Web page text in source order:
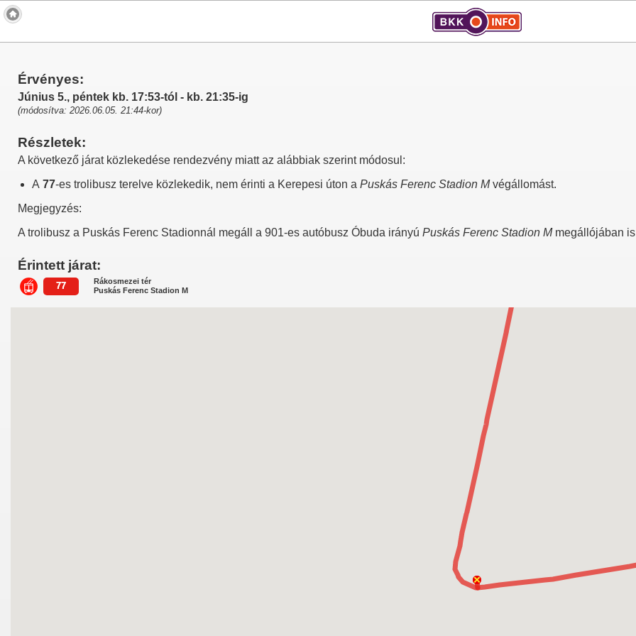
Érvényes:
Június 5., péntek kb. 17:53-tól - kb. 21:35-ig
(módosítva: 2026.06.05. 21:44-kor)
Részletek:
A következő járat közlekedése rendezvény miatt az alábbiak szerint módosul:
A 77-es trolibusz terelve közlekedik, nem érinti a Kerepesi úton a Puskás Ferenc Stadion Mvégállomást.
Megjegyzés:
A trolibusz a Puskás Ferenc Stadionnál megáll a 901-es autóbusz Óbuda irányú Puskás Ferenc Stadion M megállójában
Érintett járat:
77
Rákosmezei tér
Puskás Ferenc Stadion M